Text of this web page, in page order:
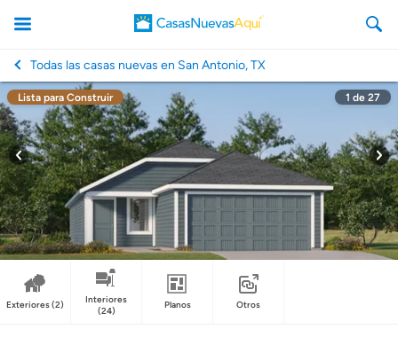
CasasNuevasAqui
Todas las casas nuevas en San Antonio, TX
Lista para Construir 1 de 27
Exteriores(2)
Interiores
(24)
Planos Otros